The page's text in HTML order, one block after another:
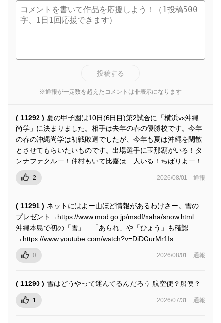
投稿する
※通報が一定数を超えたコメントは非表示になります
( 11292 ) 夏の甲子園は10日(6日目)第2試合に「横浜vs沖縄
尚学」に決まりました。相手は去年の春の優勝校です。今年
の春の沖縄尚学は初戦敗退でしたが、今年も夏は沖縄を閑散
とさせてもらいたいものです。出場選手に玉那覇がいる！タ
ンナファクルー！仲村もいて比嘉は一人いる！ちばりよー！
2 2026/08/01 通報
( 11291 ) ネットにはよー山ほど情報があるわけさー。雪の
プレゼント→https://www.mod.go.jp/msdf/naha/snow.html
沖縄本島で初の「雪」 「あられ」や「ひょう」も確認
→https://www.youtube.com/watch?v=DiDGurMr1Is
0 2026/08/01 通報
( 11290 ) 雪はどうやって運んでるんだろう 航空便？船便？
1 2026/07/31 通報